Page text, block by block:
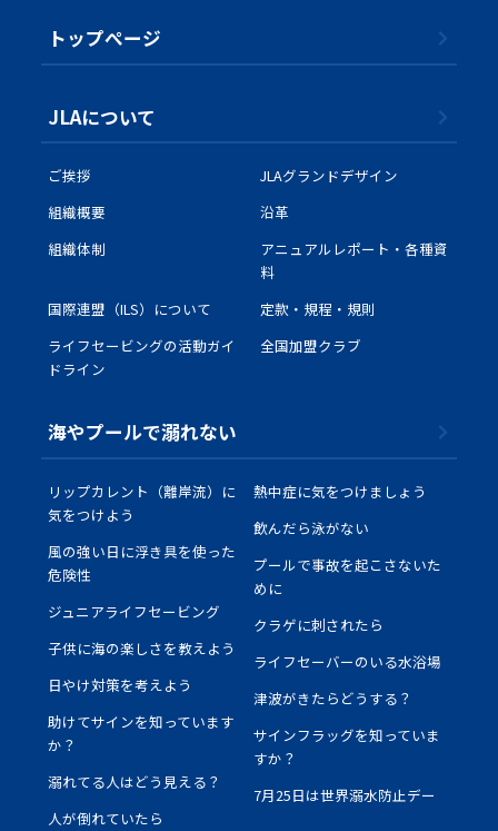
トップぺージ
JLAについて
ご挨拶
JLAグランドデザイン
組織概要
沿革
組織体制
アニュアルレポート・各種資
料
国際連盟（ILS）について
定款・規程・規則
ライフセービングの活動ガイ
ドライン
全国加盟クラブ
海やプールで溺れない
リップカレント（離岸流）に
気をつけよう
風の強い日に浮き具を使った
危険性
ジュニアライフセービング
子供に海の楽しさを教えよう
日やけ対策を考えよう
助けてサインを知っています
か？
溺れてる人はどう見える？
人が倒れていたら
熱中症に気をつけましょう
飲んだら泳がない
プールで事故を起こさないた
めに
クラゲに刺されたら
ライフセーバーのいる水浴場
津波がきたらどうする？
サインフラッグを知っていま
すか？
7月25日は世界溺水防止デー